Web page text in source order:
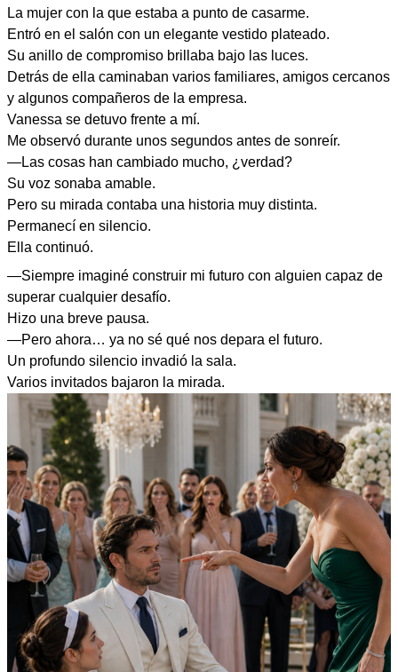
La mujer con la que estaba a punto de casarme.
Entró en el salón con un elegante vestido plateado.
Su anillo de compromiso brillaba bajo las luces.
Detrás de ella caminaban varios familiares, amigos cercanos
y algunos compañeros de la empresa.
Vanessa se detuvo frente a mí.
Me observó durante unos segundos antes de sonreír.
—Las cosas han cambiado mucho, ¿verdad?
Su voz sonaba amable.
Pero su mirada contaba una historia muy distinta.
Permanecí en silencio.
Ella continuó.
—Siempre imaginé construir mi futuro con alguien capaz de
superar cualquier desafío.
Hizo una breve pausa.
—Pero ahora… ya no sé qué nos depara el futuro.
Un profundo silencio invadió la sala.
Varios invitados bajaron la mirada.